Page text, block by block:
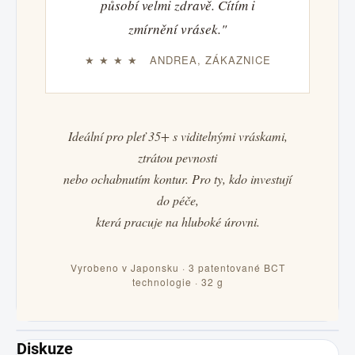
působí velmi zdravě. Cítím i
zmírnění vrásek."
★ ★ ★ ★ ANDREA, ZÁKAZNICE
Ideální pro pleť 35+ s viditelnými vráskami,
ztrátou pevnosti
nebo ochabnutím kontur. Pro ty, kdo investují
do péče,
která pracuje na hluboké úrovni.
Vyrobeno v Japonsku · 3 patentované BCT
technologie · 32 g
Diskuze